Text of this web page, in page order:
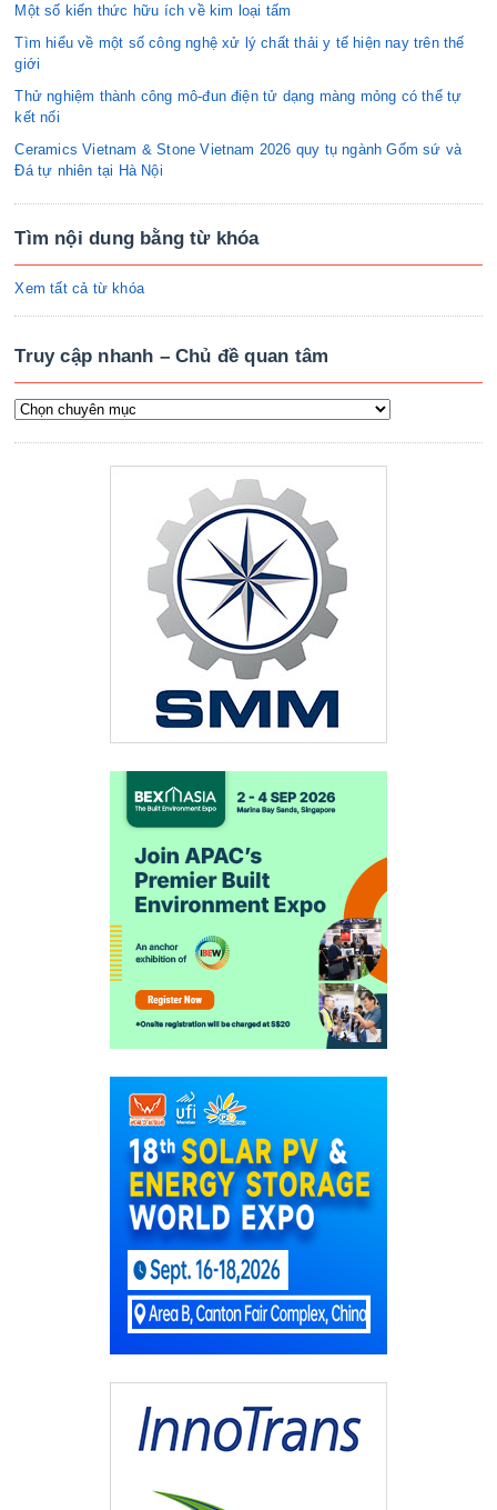
Một số kiến thức hữu ích về kim loại tấm
Tìm hiểu về một số công nghệ xử lý chất thải y tế hiện nay trên thế
giới
Thử nghiệm thành công mô-đun điện tử dạng màng mỏng có thể tự
kết nối
Ceramics Vietnam & Stone Vietnam 2026 quy tụ ngành Gốm sứ và
Đá tự nhiên tại Hà Nội
Tìm nội dung bằng từ khóa
Xem tất cả từ khóa
Truy cập nhanh – Chủ đề quan tâm